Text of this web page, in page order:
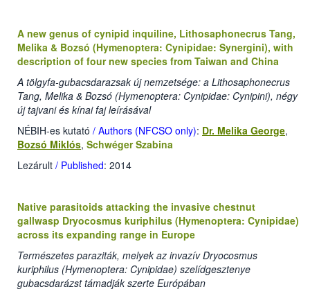
A new genus of cynipid inquiline, Lithosaphonecrus Tang,
Melika & Bozsó (Hymenoptera: Cynipidae: Synergini), with
description of four new species from Taiwan and China
A tölgyfa-gubacsdarazsak új nemzetsége: a Lithosaphonecrus
Tang, Melika & Bozsó (Hymenoptera: Cynipidae: Cynipini), négy
új tajvani és kínai faj leírásával
NÉBIH-es kutató / Authors (NFCSO only): Dr. Melika George,
Bozsó Miklós, Schwéger Szabina
Lezárult / Published: 2014
Native parasitoids attacking the invasive chestnut
gallwasp Dryocosmus kuriphilus (Hymenoptera: Cynipidae)
across its expanding range in Europe
Természetes paraziták, melyek az invazív Dryocosmus
kuriphilus (Hymenoptera: Cynipidae) szelídgesztenye
gubacsdarázst támadják szerte Európában